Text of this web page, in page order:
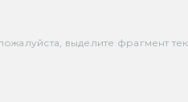
выделите фрагмент